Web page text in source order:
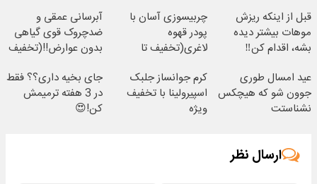
قبل از اینکه ریزش
موهات بیشتر دیده
بشه، اقدام کن‼️
چربیسوزی آسان با
پودر قهوه
لاغری(تخفیف تا
آبرسانی عمقی و
ضدچروک قوی گیاهی
بدون عوارض!!(تخفیف
عید امسال طوری
جوون شو که هیچکس
نشناستت
کرم جوانساز جلبک
اسپیرولینا با تخفیف
ویژه
جای بخیه داری؟؟ فقط
در 3 هفته ترمیمش
کن!😍
ارسال نظر